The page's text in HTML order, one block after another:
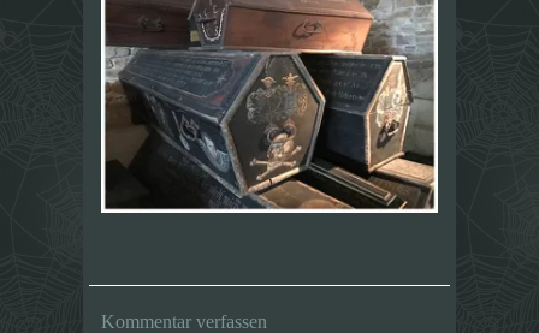
Kommentar verfassen